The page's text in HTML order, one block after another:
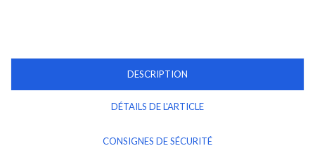
DESCRIPTION
DÉTAILS DE L'ARTICLE
CONSIGNES DE SÉCURITÉ